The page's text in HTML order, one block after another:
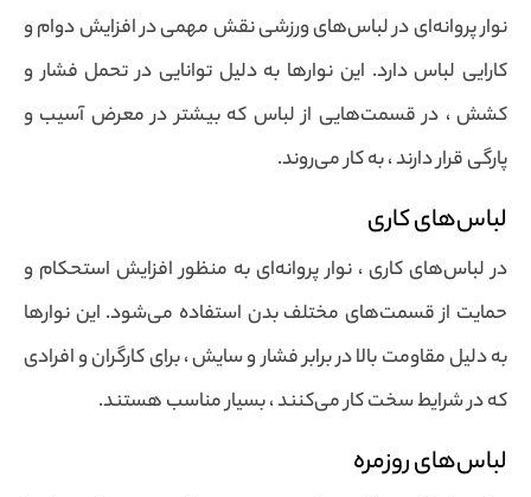
نوار پروانه‌ای در لباس‌های ورزشی نقش مهمی در افزایش دوام و
کارایی لباس دارد. این نوارها به دلیل توانایی در تحمل فشار و
کشش ، در قسمت‌هایی از لباس که بیشتر در معرض آسیب و
پارگی قرار دارند ، به کار می‌روند.
لباس‌های کاری
در لباس‌های کاری ، نوار پروانه‌ای به منظور افزایش استحکام و
حمایت از قسمت‌های مختلف بدن استفاده می‌شود. این نوارها
به دلیل مقاومت بالا در برابر فشار و سایش ، برای کارگران و افرادی
که در شرایط سخت کار می‌کنند ، بسیار مناسب هستند.
لباس‌های روزمره